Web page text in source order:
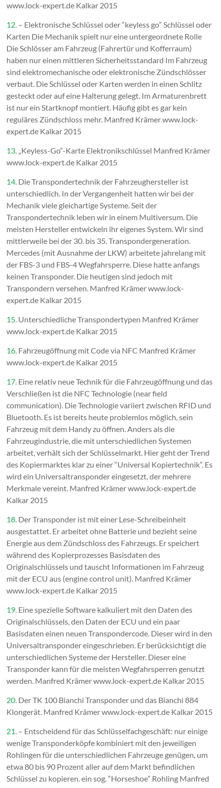
www.lock-expert.de Kalkar 2015
12. – Elektronische Schlüssel oder “keyless go” Schlüssel oder
Karten Die Mechanik spielt nur eine untergeordnete Rolle
Die Schlösser am Fahrzeug (Fahrertür und Kofferraum)
haben nur einen mittleren Sicherheitsstandard Im Fahrzeug
sind elektromechanische oder elektronische Zündschlösser
verbaut. Die Schlüssel oder Karten werden in einen Schlitz
gesteckt oder auf eine Halterung gelegt. Im Armaturenbrett
ist nur ein Startknopf montiert. Häufig gibt es gar kein
reguläres Zündschloss mehr. Manfred Krämer www.lock-
expert.de Kalkar 2015
13. „Keyless-Go“-Karte Elektronikschlüssel Manfred Krämer
www.lock-expert.de Kalkar 2015
14. Die Transpondertechnik der Fahrzeughersteller ist
unterschiedlich. In der Vergangenheit hatten wir bei der
Mechanik viele gleichartige Systeme. Seit der
Transpondertechnik leben wir in einem Multiversum. Die
meisten Hersteller entwickeln ihr eigenes System. Wir sind
mittlerweile bei der 30. bis 35. Transpondergeneration.
Mercedes (mit Ausnahme der LKW) arbeitete jahrelang mit
der FBS-3 und FBS-4 Wegfahrsperre. Diese hatte anfangs
keinen Transponder. Die heutigen sind jedoch mit
Transpondern versehen. Manfred Krämer www.lock-
expert.de Kalkar 2015
15. Unterschiedliche Transpondertypen Manfred Krämer
www.lock-expert.de Kalkar 2015
16. Fahrzeugöffnung mit Code via NFC Manfred Krämer
www.lock-expert.de Kalkar 2015
17. Eine relativ neue Technik für die Fahrzeugöffnung und das
Verschließen ist die NFC Technologie (near field
communication). Die Technologie variiert zwischen RFID und
Bluetooth. Es ist bereits heute problemlos möglich, sein
Fahrzeug mit dem Handy zu öffnen. Anders als die
Fahrzeugindustrie, die mit unterschiedlichen Systemen
arbeitet, verhält sich der Schlüsselmarkt. Hier geht der Trend
des Kopiermarktes klar zu einer “Universal Kopiertechnik”. Es
wird ein Universaltransponder eingesetzt, der mehrere
Merkmale vereint. Manfred Krämer www.lock-expert.de
Kalkar 2015
18. Der Transponder ist mit einer Lese-Schreibeinheit
ausgestattet. Er arbeitet ohne Batterie und bezieht seine
Energie aus dem Zündschloss des Fahrzeugs. Er speichert
während des Kopierprozesses Basisdaten des
Originalschlüssels und tauscht Informationen im Fahrzeug
mit der ECU aus (engine control unit). Manfred Krämer
www.lock-expert.de Kalkar 2015
19. Eine spezielle Software kalkuliert mit den Daten des
Originalschlüssels, den Daten der ECU und ein paar
Basisdaten einen neuen Transpondercode. Dieser wird in den
Universaltransponder eingeschrieben. Er berücksichtigt die
unterschiedlichen Systeme der Hersteller. Dieser eine
Transponder kann für die meisten Wegfahrsperren genutzt
werden. Manfred Krämer www.lock-expert.de Kalkar 2015
20. Der TK 100 Bianchi Transponder und das Bianchi 884
Klongerät. Manfred Krämer www.lock-expert.de Kalkar 2015
21. – Entscheidend für das Schlüsselfachgeschäft: nur einige
wenige Transponderköpfe kombiniert mit den jeweiligen
Rohlingen für die unterschiedlichen Fahrzeuge genügen, um
etwa 80 bis 90 Prozent aller auf dem Markt befindlichen
Schlüssel zu kopieren. ein sog. “Horseshoe” Rohling Manfred